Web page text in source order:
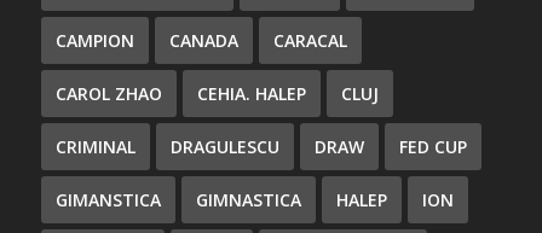
CAMPION CANADA CARACAL
CAROL ZHAO CEHIA. HALEP CLUJ
CRIMINAL DRAGULESCU DRAW FED CUP
GIMANSTICA GIMNASTICA HALEP ION